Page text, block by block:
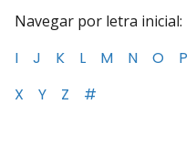
Navegar por letra inicial:
I
J K L M N O P
X
Y Z #